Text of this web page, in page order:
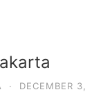
·
DECEMBER 3,